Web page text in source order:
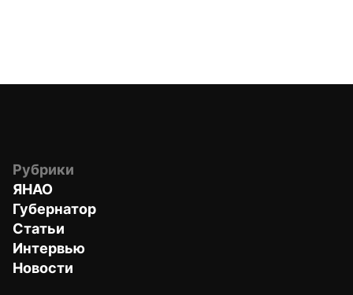
Рубрики
ЯНАО
Губернатор
Статьи
Интервью
Новости